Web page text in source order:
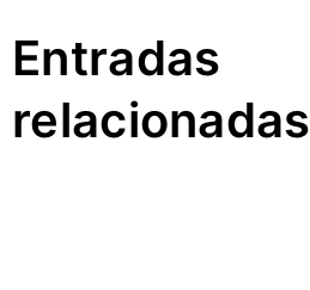
Entradas
relacionadas